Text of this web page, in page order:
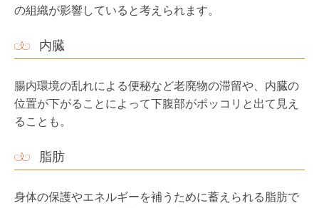
の組織が影響していると考えられます。
内臓
腸内環境の乱れによる便秘など老廃物の滞留や、内臓の
位置が下がることによって下腹部がポッコリと出て見え
ることも。
脂肪
身体の保護やエネルギーを補うために蓄えられる脂肪で